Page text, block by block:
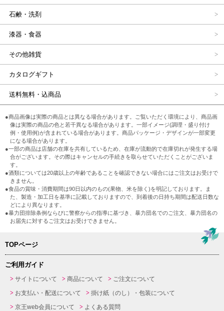
石鹸・洗剤
漆器・食器
その他雑貨
カタログギフト
送料無料・込商品
●商品画像は実際の商品とは異なる場合があります。ご覧いただく環境により、商品画
像は実際の商品の色と若干異なる場合があります。一部イメージ(調理・盛り付け
例・使用例)が含まれている場合があります。商品パッケージ・デザインが一部変更
になる場合があります。
●一部の商品は店舗の在庫を共有しているため、在庫が流動的で在庫切れが発生する場
合がございます。その際はキャンセルの手続きを取らせていただくことがございま
す。
●酒類については20歳以上の年齢であることを確認できない場合にはご注文はお受けで
きません。
●食品の賞味・消費期間は90日以内のもの(果物、米を除く)を明記しております。ま
た、製造・加工日を基準に記載しておりますので、到着後の日持ち期間は配送日数な
どにより異なります。
●暴力団排除条例ならびに警察からの指導に基づき、暴力団名でのご注文、暴力団名の
お届先に対するご注文はお受けできません。
TOPページ
ご利用ガイド
サイトについて 商品について
ご注文について
お支払い・配送について
掛け紙（のし）・包装について
京王web会員について
よくある質問